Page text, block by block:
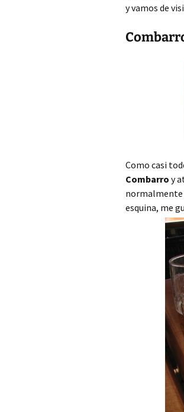
y vamos de
Como casi
Combarro y
normalmente
esquina, me